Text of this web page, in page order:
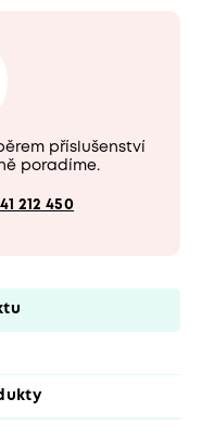
příslušenství
poradíme.
212 450